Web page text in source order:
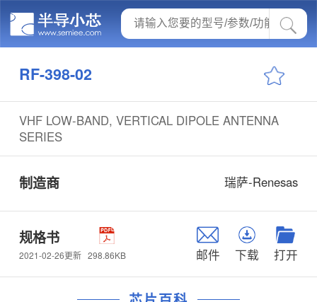
RF-398-02
VHF LOW-BAND, VERTICAL DIPOLE ANTENNA
SERIES
制造商 瑞萨-Renesas
规格书
2021-02-26更新 298.86KB 邮件 下载 打开